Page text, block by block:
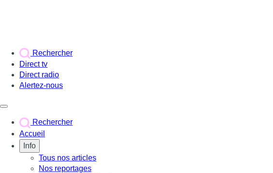
Rechercher
Direct tv
Direct radio
Alertez-nous
Rechercher
Accueil
Info
Tous nos articles
Nos reportages